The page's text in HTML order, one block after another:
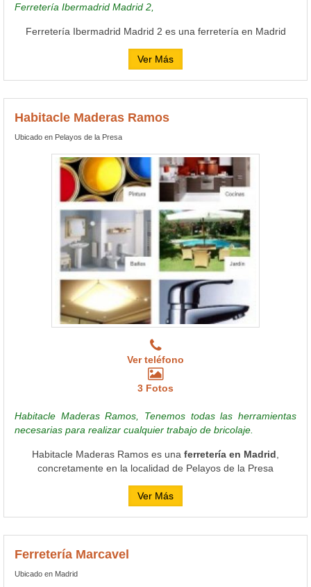
Ferretería Ibermadrid Madrid 2,
Ferretería Ibermadrid Madrid 2 es una ferretería en Madrid
Ver Más
Habitacle Maderas Ramos
Ubicado en Pelayos de la Presa
Ver teléfono
3 Fotos
Habitacle Maderas Ramos, Tenemos todas las herramientas
necesarias para realizar cualquier trabajo de bricolaje.
Habitacle Maderas Ramos es una ferretería en Madrid
concretamente en la localidad de Pelayos de la Presa
Ver Más
Ferretería Marcavel
Ubicado en Madrid